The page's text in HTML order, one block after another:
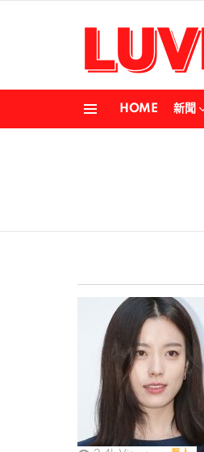
HOME 新聞